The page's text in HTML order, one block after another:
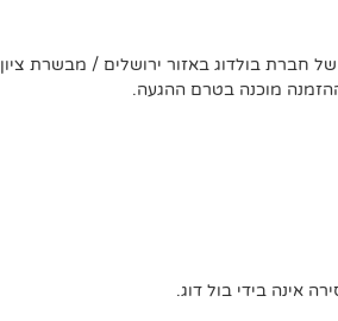
חברת בולדוג באזור ירושלים / מבשרת ציון
מוכנה בטרם ההגעה.
אינה בידי בול דוג.